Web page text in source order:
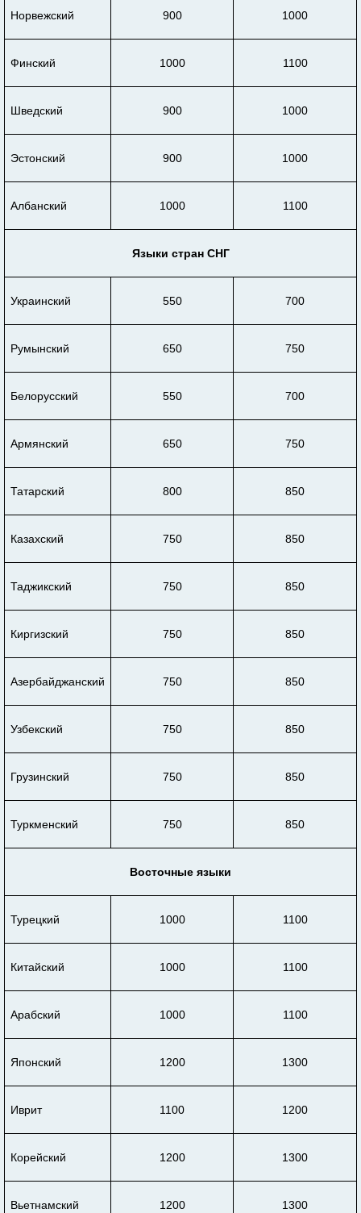
Норвежский 900 1000
Финский 1000 1100
Шведский 900 1000
Эстонский 900 1000
Албанский 1000 1100
Языки стран СНГ
Украинский 550 700
Румынский 650 750
Белорусский 550 700
Армянский 650 750
Татарский 800 850
Казахский 750 850
Таджикский 750 850
Киргизский 750 850
Азербайджанский 750 850
Узбекский 750 850
Грузинский 750 850
Туркменский 750 850
Восточные языки
Турецкий 1000 1100
Китайский 1000 1100
Арабский 1000 1100
Японский 1200 1300
Иврит 1100 1200
Корейский 1200 1300
Вьетнамский 1200 1300